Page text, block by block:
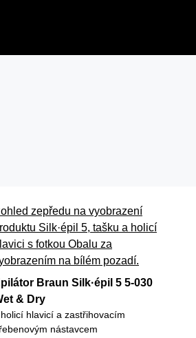
Koupit
zepředu na vyobrazení
Silk·épil 5, tašku a holicí
s fotkou Obalu za
na bílém pozadí.
Braun Silk·épil 5 5-030
& Dry
hlavicí a zastřihovacím
nástavcem